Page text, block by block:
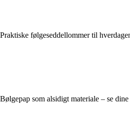
Praktiske følgeseddellommer til
Bølgepap som alsidigt materiale – se